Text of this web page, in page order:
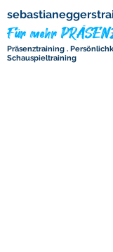
Für mehr
Präsenztraining .
Schauspieltraining